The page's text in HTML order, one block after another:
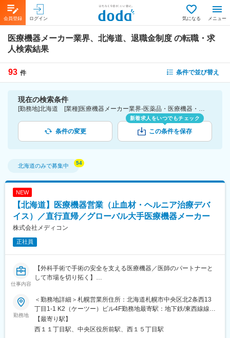
会員登録 ログイン 気になる メニュー
医療機器メーカー業界、北海道、退職金制度 の転職・求
人検索結果
93 件 条件で並び替え
現在の検索条件
[勤務地]北海道 [業種]医療機器メーカー業界-医薬品・医療機器・ライフサイエンス・医療系サービス [詳細条件](待遇・福利厚生)退職金制度
条件の変更
新着求人をいつでもチェック
この条件を保存
北海道のみで募集中
NEW
【北海道】医療機器営業（止血材・ヘルニア治療デバ
イス）／直行直帰／グローバル大手医療機器メーカー
株式会社メディコン
正社員
仕事内容
【外科手術で手術の安全を支える医療機器／医師のパートナーと
して市場を切り拓く】
業界を牽引するリーディングカンパニーとして、「手術を成功に
導くあらゆる医師のBuddy」になることをミッションとしていま
す。
■業務内容
勤務地
＜勤務地詳細＞札幌営業所住所：北海道札幌市中央区北2条西13
丁目1-1 K2（ケーツー）ビル4F勤務地最寄駅：地下鉄/東西線線／
西11丁目駅受動喫煙対策：屋内全面禁煙変更の範囲：会社の定め
る事業所
【最寄り駅】
西１１丁目駅、中央区役所前駅、西１５丁目駅